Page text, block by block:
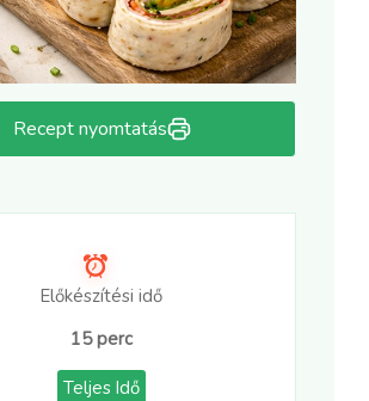
Recept nyomtatás
Előkészítési idő
15 perc
Teljes Idő